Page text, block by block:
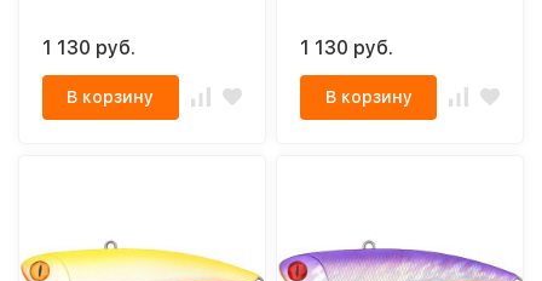
1 130 руб.
В корзину
1 130 руб.
В корзину